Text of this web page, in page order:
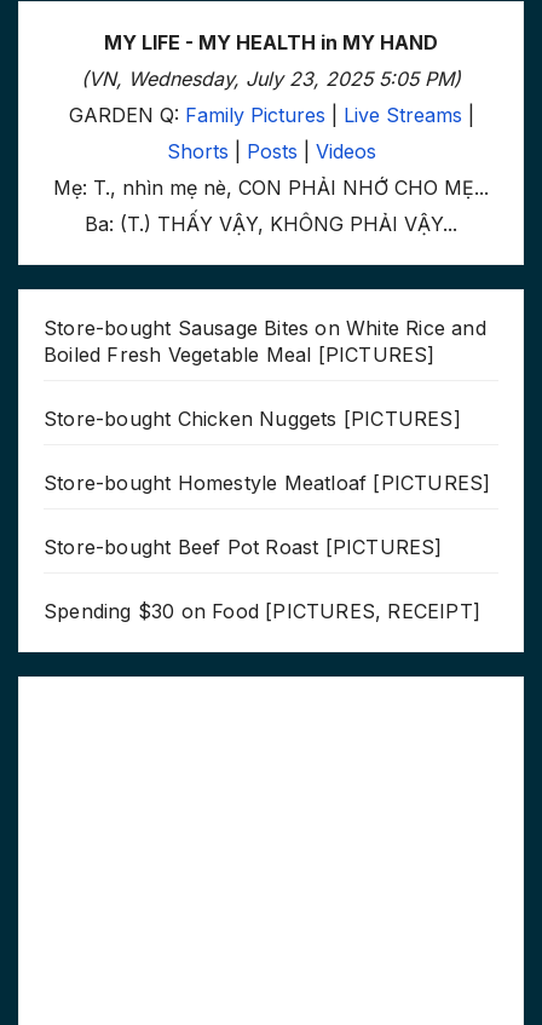
MY LIFE - MY HEALTH in MY HAND
(VN, Wednesday, July 23, 2025 5:05 PM)
GARDEN Q: Family Pictures Live Streams
Shorts
Posts
Videos
Mẹ: T., nhìn mẹ nè, CON PHẢI NHỚ CHO MẸ...
Ba: (T.) THẤY VẬY, KHÔNG PHẢI VẬY...
Store-bought Sausage Bites on White Rice and
Boiled Fresh Vegetable Meal [PICTURES]
Store-bought Chicken Nuggets [PICTURES]
Store-bought Homestyle Meatloaf [PICTURES]
Store-bought Beef Pot Roast [PICTURES]
Spending $30 on Food [PICTURES, RECEIPT]